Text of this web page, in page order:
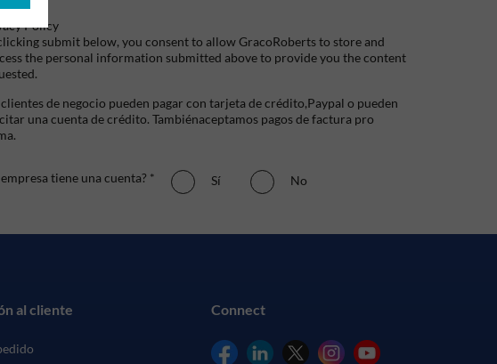
Policy
submit below, you consent to allow GracoRoberts to store and
the personal information submitted above to provide you the content
clientes de negocio pueden pagar con tarjeta de crédito,Paypal o pueden
una cuenta de crédito. Tambiénaceptamos pagos de factura pro
empresa tiene una cuenta? * Sí No
al cliente Connect